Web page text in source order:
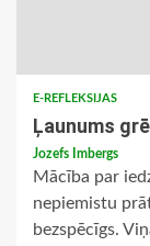
E-REFLEKSIJAS
Ļaunums
Jozefs Imbergs
Mācība par
nepiemistu
bezspēcīgs.